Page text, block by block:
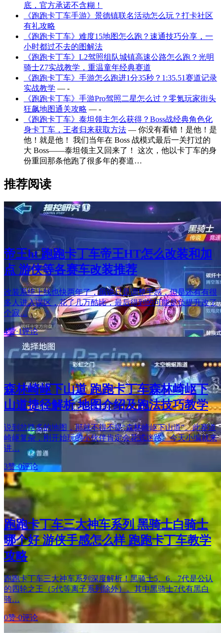
底，官方承诺不含糊！
《跑跑卡丁车手游》景德镇联名活动怎么玩？打卡社区
有礼攻略
《跑跑卡丁车》难度15地图怎么跑？速通技巧分享，一
小时都过不去的图解法
《跑跑卡丁车》L2驾照组队城镇高速公路怎么跑？光明
骑士Z7实战教学，重温童年经典赛道
《跑跑卡丁车》手游怎么跑进1分35秒？1:35.51赛道记录
实战教学 — -
《跑跑卡丁车》手游Pro驾照二星怎么过？零氪玩家街头
狂飙地图通关攻略 — -
《跑跑卡丁车》泰坦领主怎么获得？Boss战经典角色化
身卡丁车，王者归来获取方法 — 你没有看错！是他！是
他！就是他！ 我们当年在 Boss 战模式最后一关打过的
大 Boss——泰坦领主又回来了！ 这次，他以卡丁车的身
份重回那条他跑了很多年的赛道…
推荐阅读
帝王ht 跑跑卡丁车帝王HT怎么改装和加
点 游侠等各赛车改装推荐
改装系统上线也快两年了，虽说只是调整手感，但是还有有很
多人进入误区，花了几万酷比，最后得到的可能是负提升改了
个寂…
4赞·1评论
森林崎岖下山道 跑跑卡丁车森林崎岖下
山道捷径解析 地图介绍及跑法技巧教学
说到岔路多的地图，那就不得不提“森林崎岖下山道”。此赛道
崎岖复杂，刚开始玩的小伙伴肯定会花式迷路。今天小编就来
讲…
3赞·0评论
跑跑卡丁车三大神车系列 黑骑士白骑士
哪个好 游侠手感怎么样 跑跑卡丁车教学
攻略
跑跑卡丁车三大神车系列深度解析！黑骑士5、6、7代是公认
的四轮之王（5代等离子系列除外）。其中黑骑士7代有黑白
骑…
0赞·0评论